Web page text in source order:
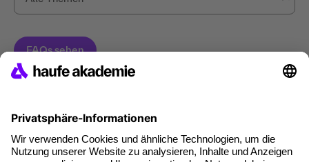
Haufe Akademie GmbH & Co. KG